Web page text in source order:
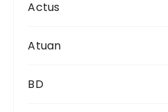
Actus
Atuan
BD